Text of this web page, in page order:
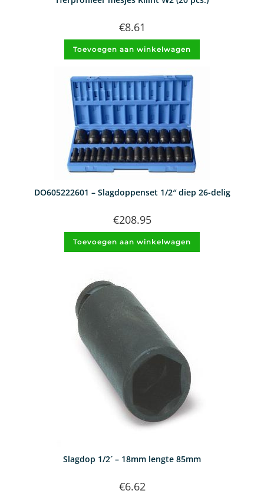
€8.61
Toevoegen aan winkelwagen
DO605222601 – Slagdoppenset 1/2″ diep 26-delig
€208.95
Toevoegen aan winkelwagen
Slagdop 1/2´ – 18mm lengte 85mm
€6.62